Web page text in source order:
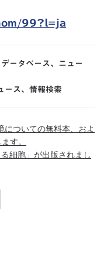
99?l=ja
データベース 、 ニュー
ース 、 情報検索
についての無料本、およ
す。
細胞」が出版されまし